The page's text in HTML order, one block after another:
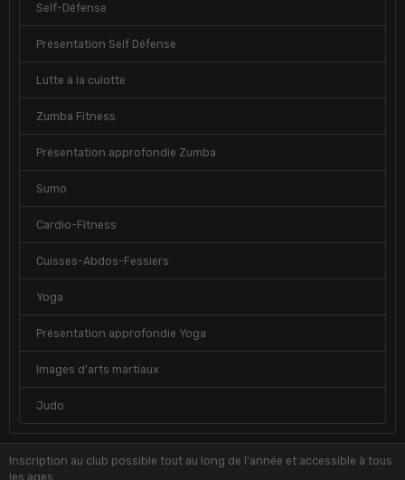
Self-Défense
Présentation Self Défense
Lutte à la culotte
Zumba Fitness
Présentation approfondie Zumba
Sumo
Cardio-Fitness
Cuisses-Abdos-Fessiers
Yoga
Présentation approfondie Yoga
Images d'arts martiaux
Judo
Inscription au club possible tout au long de l'année et accessible à tous
les ages.